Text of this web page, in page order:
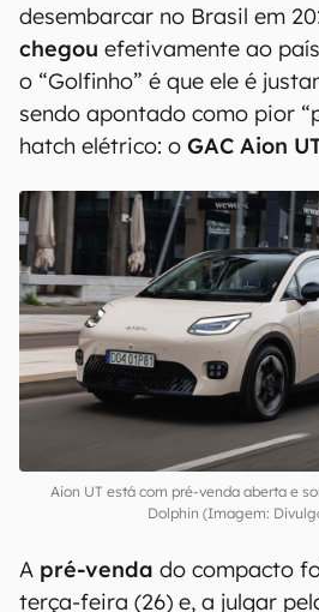
desembarcar no Brasil em
chegou efetivamente ao
o “Golfinho” é que ele é
sendo apontado como pior
hatch elétrico: o GAC Aion
Aion UT está com pré-venda aberta e
Dolphin (Imagem:
A pré-venda do compacto
terça-feira (26) e, a julgar